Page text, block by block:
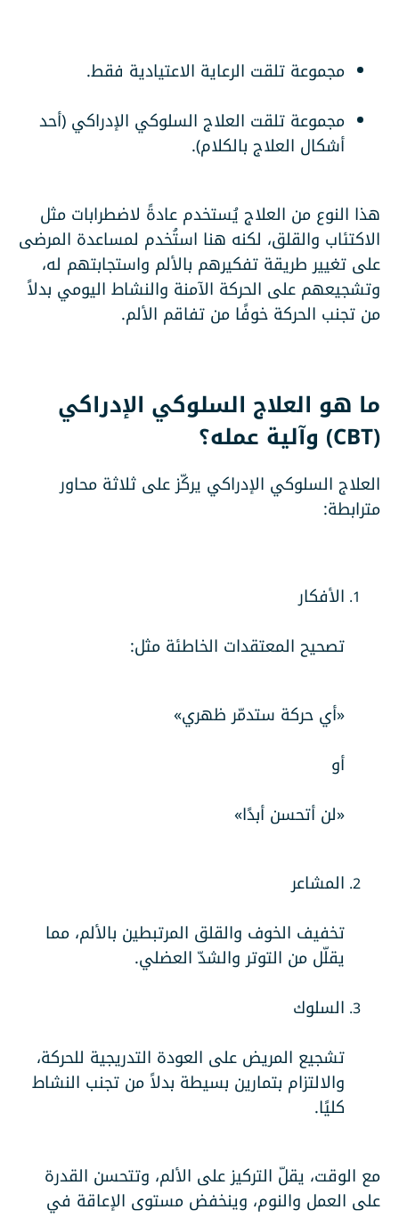
مجموعة تلقت الرعاية الاعتيادية فقط.
مجموعة تلقت العلاج السلوكي الإدراكي (أحد
أشكال العلاج بالكلام).
هذا النوع من العلاج يُستخدم عادةً لاضطرابات مثل
الاكتئاب والقلق، لكنه هنا استُخدم لمساعدة المرضى
على تغيير طريقة تفكيرهم بالألم واستجابتهم له،
وتشجيعهم على الحركة الآمنة والنشاط اليومي بدلاً
من تجنب الحركة خوفًا من تفاقم الألم.
ما هو العلاج السلوكي الإدراكي
(CBT) وآلية عمله؟
العلاج السلوكي الإدراكي يركّز على ثلاثة محاور
مترابطة:
الأفكار
تصحيح المعتقدات الخاطئة مثل:
«أي حركة ستدمّر ظهري»
أو
«لن أتحسن أبدًا»
المشاعر
تخفيف الخوف والقلق المرتبطين بالألم، مما
يقلّل من التوتر والشدّ العضلي.
السلوك
تشجيع المريض على العودة التدريجية للحركة،
والالتزام بتمارين بسيطة بدلاً من تجنب النشاط
كليًا.
مع الوقت، يقلّ التركيز على الألم، وتتحسن القدرة
على العمل والنوم، وينخفض مستوى الإعاقة في